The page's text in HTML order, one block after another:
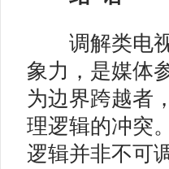
调解类电视
象力，是媒体
为边界跨越者
理逻辑的冲突
逻辑并非不可